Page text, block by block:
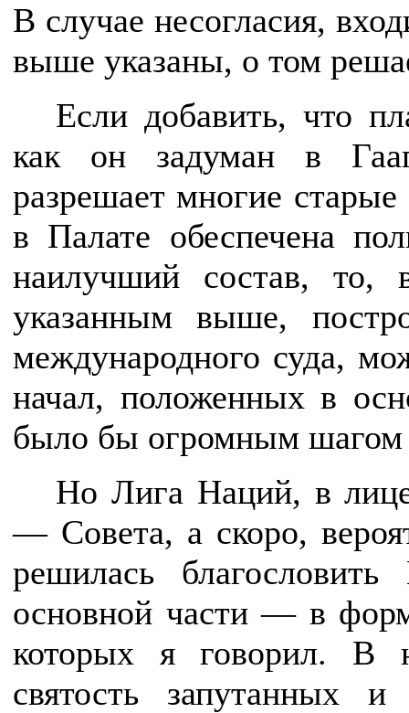
В случае несогласия,
выше указаны, о том
Если добавить, что
как он задуман в
разрешает многие
в Палате обеспечена
наилучший состав, то,
указанным выше,
международного суда,
начал, положенных в
было бы огромным шагом
Но Лига Наций, в
— Совета, а скоро,
решилась
основной части — в
которых я говорил. В
святость запутанных